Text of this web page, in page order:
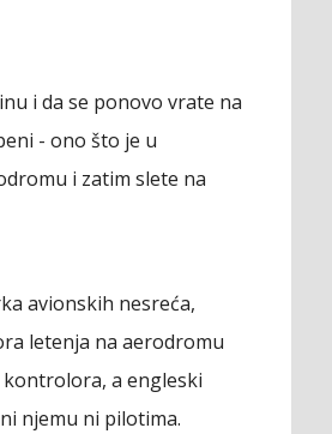
i da se ponovo vrate na
- ono što je u
i zatim slete na
avionskih nesreća,
letenja na aerodromu
kontrolora, a engleski
njemu ni pilotima.